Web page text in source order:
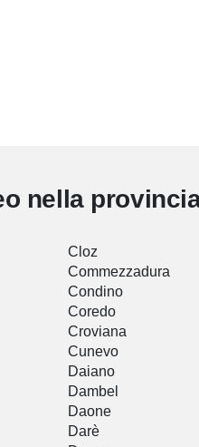
nella
Cloz
Commezzadura
Condino
Coredo
Croviana
Cunevo
Daiano
Dambel
Daone
Darè